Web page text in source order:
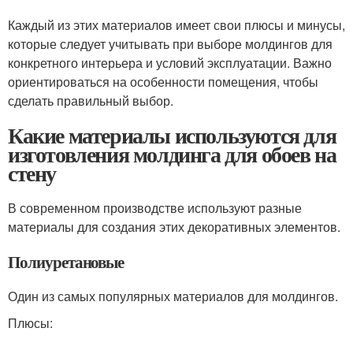
Каждый из этих материалов имеет свои плюсы и минусы,
которые следует учитывать при выборе молдингов для
конкретного интерьера и условий эксплуатации. Важно
ориентироваться на особенности помещения, чтобы
сделать правильный выбор.
Какие материалы используются для
изготовления молдинга для обоев на
стену
В современном производстве используют разные
материалы для создания этих декоративных элементов.
Полиуретановые
Один из самых популярных материалов для молдингов.
Плюсы: